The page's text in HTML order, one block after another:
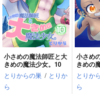
小さめの魔法師匠と大
きめの魔法少女。10
とりからの巣 / とりか
ら
小さめ
きめの
とりか
ら